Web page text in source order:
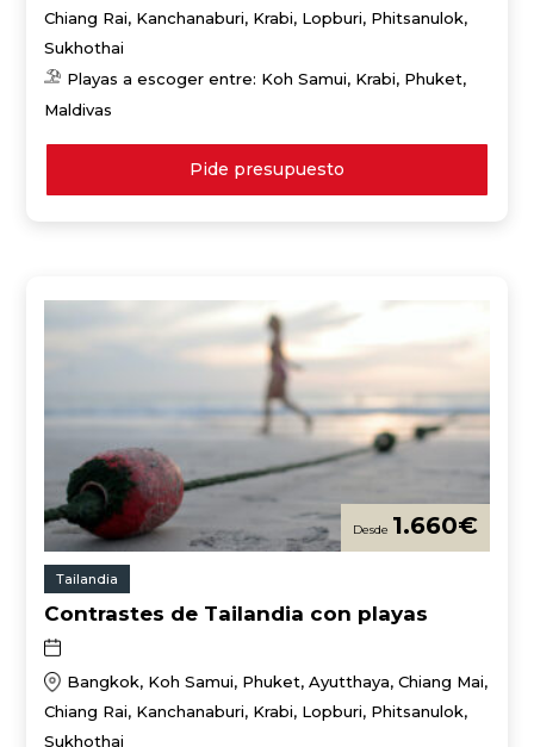
Chiang Rai, Kanchanaburi, Krabi, Lopburi, Phitsanulok,
Sukhothai
Playas a escoger entre: Koh Samui, Krabi, Phuket,
Maldivas
Pide presupuesto
1.660€
Tailandia
Contrastes de Tailandia con playas
Bangkok, Koh Samui, Phuket, Ayutthaya, Chiang Mai,
Chiang Rai, Kanchanaburi, Krabi, Lopburi, Phitsanulok,
Sukhothai